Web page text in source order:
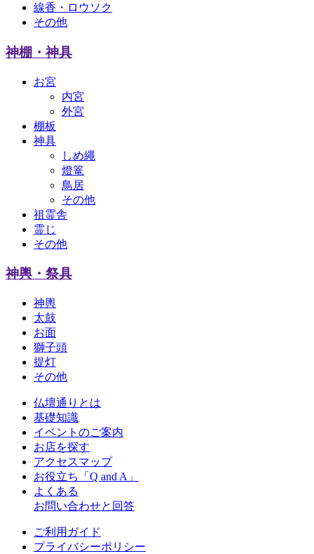
線香・ロウソク
その他
神棚・神具
お宮
内宮
外宮
棚板
神具
しめ繩
燈篭
鳥居
その他
祖霊舎
霊じ
その他
神輿・祭具
神輿
太鼓
お面
獅子頭
提灯
その他
仏壇通りとは
基礎知識
イベントのご案内
お店を探す
アクセスマップ
お役立ち「Q and A」
よくある
お問い合わせと回答
ご利用ガイド
プライバシーポリシー